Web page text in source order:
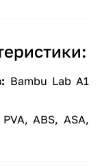
Bambu Lab A1
PVA, ABS, ASA,